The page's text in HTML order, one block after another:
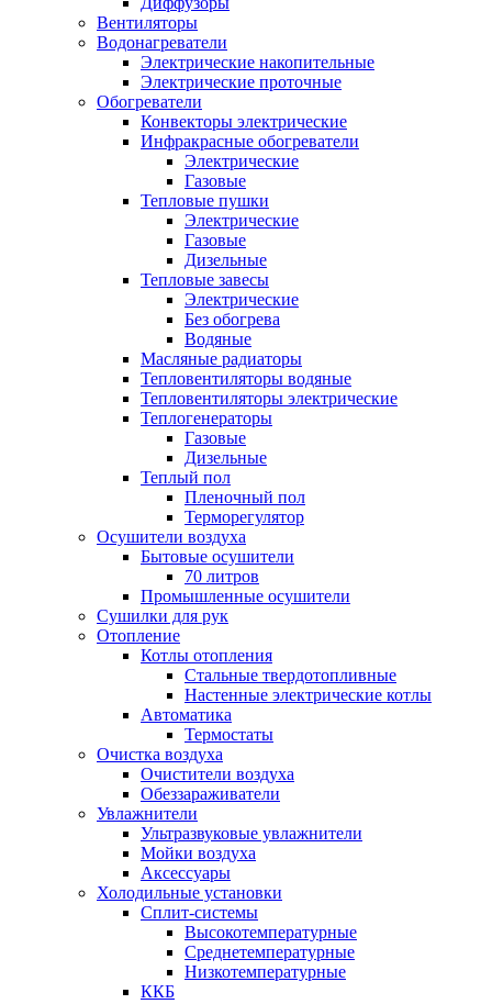
Вентиляторы
Водонагреватели
Электрические накопительные
Электрические проточные
Обогреватели
Конвекторы электрические
Инфракрасные обогреватели
Электрические
Газовые
Тепловые пушки
Электрические
Газовые
Дизельные
Тепловые завесы
Электрические
Без обогрева
Водяные
Масляные радиаторы
Тепловентиляторы водяные
Тепловентиляторы электрические
Теплогенераторы
Газовые
Дизельные
Теплый пол
Пленочный пол
Терморегулятор
Осушители воздуха
Бытовые осушители
70 литров
Промышленные осушители
Сушилки для рук
Отопление
Котлы отопления
Стальные твердотопливные
Настенные электрические котлы
Автоматика
Термостаты
Очистка воздуха
Очистители воздуха
Обеззараживатели
Увлажнители
Ультразвуковые увлажнители
Мойки воздуха
Аксессуары
Холодильные установки
Сплит-системы
Высокотемпературные
Среднетемпературные
Низкотемпературные
ККБ